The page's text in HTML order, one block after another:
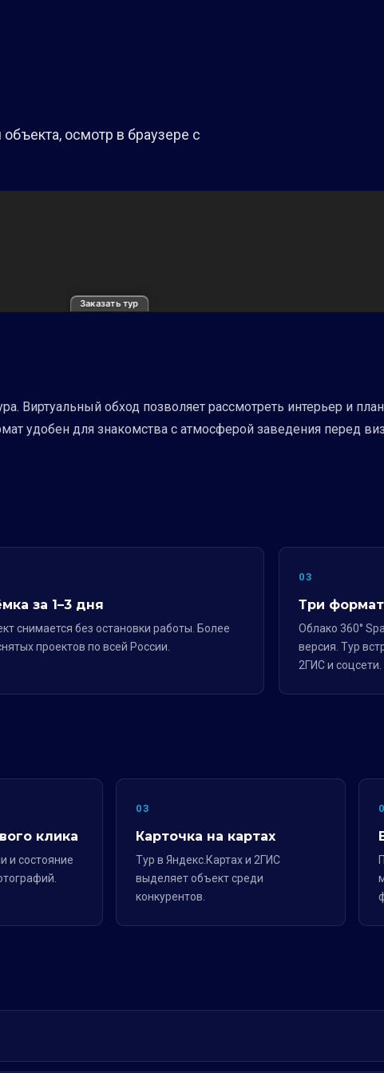
осмотр в браузере с
Заказать тур
Виртуальный обход позволяет рассмотреть интерьер и
удобен для знакомства с атмосферой заведения перед
за 1–3 дня
снимается без остановки работы. Более
проектов по всей России.
03
Три
Облако 360°
версия. Тур
2ГИС и соцсети.
клика
и состояние
03
Карточка на картах
Тур в Яндекс.Картах и 2ГИС
выделяет объект среди
конкурентов.